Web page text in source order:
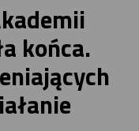
końca.